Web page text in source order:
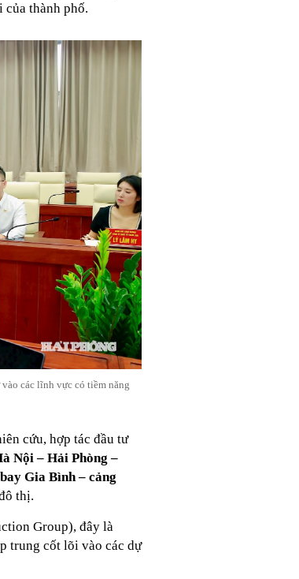
của thành phố.
các lĩnh vực có tiềm năng
cứu, hợp tác đầu tư
Nội – Hải Phòng –
Gia Bình – cảng
thị.
Group), đây là
trung cốt lõi vào các dự